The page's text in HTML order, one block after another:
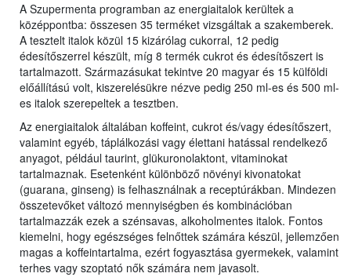
A Szupermenta programban az energiaitalok kerültek a
középpontba: összesen 35 terméket vizsgáltak a szakemberek.
A tesztelt italok közül 15 kizárólag cukorral, 12 pedig
édesítőszerrel készült, míg 8 termék cukrot és édesítőszert is
tartalmazott. Származásukat tekintve 20 magyar és 15 külföldi
előállítású volt, kiszerelésükre nézve pedig 250 ml-es és 500 ml-
es italok szerepeltek a tesztben.
Az energiaitalok általában koffeint, cukrot és/vagy édesítőszert,
valamint egyéb, táplálkozási vagy élettani hatással rendelkező
anyagot, például taurint, glükuronolaktont, vitaminokat
tartalmaznak. Esetenként különböző növényi kivonatokat
(guarana, ginseng) is felhasználnak a receptúrákban. Mindezen
összetevőket változó mennyiségben és kombinációban
tartalmazzák ezek a szénsavas, alkoholmentes italok. Fontos
kiemelni, hogy egészséges felnőttek számára készül, jellemzően
magas a koffeintartalma, ezért fogyasztása gyermekek, valamint
terhes vagy szoptató nők számára nem javasolt.